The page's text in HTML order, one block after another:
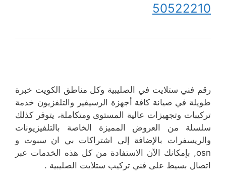
50522210
رقم فني ستلايت في الصليبية وكل مناطق الكويت خبرة
طويلة في صيانة كافة أجهزة الرسيفير والتلفزيون خدمة
تركيبات وتجهيزات عالية المستوى ومتكاملة، يتوفر كذلك
سلسلة من العروض المميزة الخاصة بالتلفيزيونات
والريسفرات بالإضافة إلى اشتراكات بي ان سبوت و
osn, بإمكانك الآن الاستفادة من كل هذه الخدمات عبر
اتصال بسيط على فني تركيب ستلايت الصليبية .